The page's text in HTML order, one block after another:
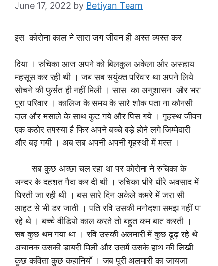
June 17, 2022 by Betiyan Team
इस कोरोना काल ने सारा जग जीवन ही अस्त व्यस्त कर
दिया । रुचिका आज अपने को बिलकुल अकेला और असहाय
महसूस कर रही थी । जब सब सयुंक्त परिवार था अपने लिये
सोचने की फुर्सत ही नहीं मिली । सास का अनुशासन और भरा
पूरा परिवार । कालिज के समय के सारे शौक पता ना कौनसी
दाल और मसाले के साथ कुट गये और पिस गये । गृहस्थ जीवन
एक कठोर तपस्या है फिर अपने बच्चे बड़े होने लगे जिम्मेदारी
और बढ़ गयी । अब सब अपनी अपनी गृहस्थी में मस्त ।
सब कुछ अच्छा चल रहा था पर कोरोना ने रुचिका के
अन्दर के दहशत पैदा कर दी थी । रुचिका धीरे धीरे अवसाद में
घिरती जा रही थी । बस सारे दिन अकेले कमरे में जरा सी
आहट से भी डर जाती । पति रवि उसकी मनोदशा समझ नहीं पा
रहे थे । बच्चे वीडियो काल करते तो बहुत कम बात करती ।
सब कुछ थम गया था । रवि उसकी अलमारी में कुछ ढूढ़ रहे थे
अचानक उसकी डायरी मिली और उसमें उसके हाथ की लिखी
कुछ कविता कुछ कहानियाँ । जब पूरी अलमारी का जायजा